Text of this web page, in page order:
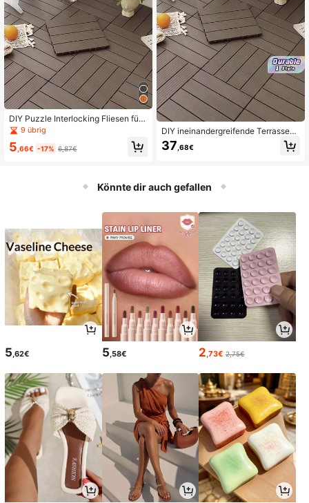
DIY Puzzle Interlocking Fliesen für
Terrasse/Veranda Bodenbelag für O
utdoor Hof Garten
9 übrig
5 ,66€ -17% 6,87€
DIY ineinandergreifende Terrassen
-/Gartenbodenfliesen, Kunststoff-O
utdoor-Balkon-Bodenbelag
37 ,68€
Könnte dir auch gefallen
5,62€ 5,58€ 2,73€ 2,75€